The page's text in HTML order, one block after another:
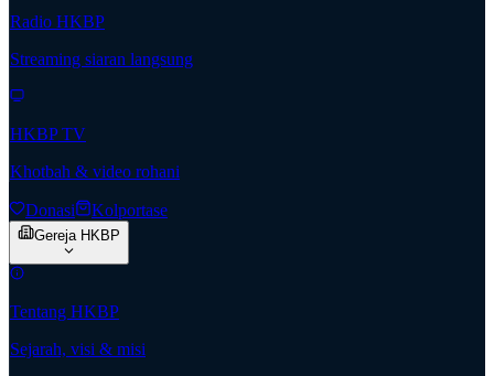
Radio HKBP
Streaming siaran langsung
HKBP TV
Khotbah & video rohani
Donasi Kolportase
Gereja HKBP
Tentang HKBP
Sejarah, visi & misi